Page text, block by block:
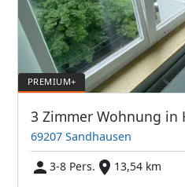
3 Zimmer Wohnung in
69207 Sandhausen
3-8 Pers.
13,54 km